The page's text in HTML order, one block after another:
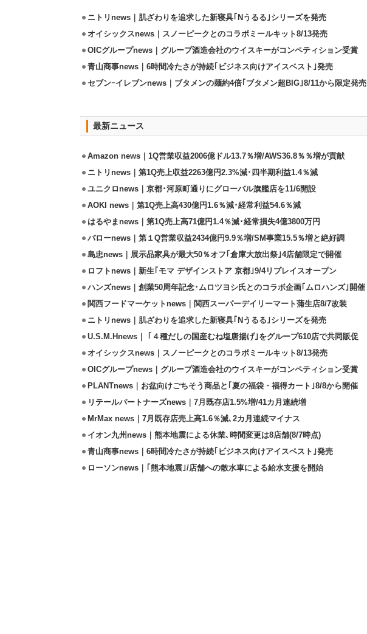
ニトリnews｜肌ざわりを追求した新寝具｢Nうるる｣シリーズを発売
オイシックスnews｜スノーピークとのコラボミールキット8/13発売
OICグループnews｜グループ酒造会社のウイスキーがコンペティション受賞
青山商事news｜6時間冷たさが持続｢ビジネス向けアイスベスト｣発売
セブンｰイレブンnews｜ブタメンの麺約4倍｢ブタメン超BIG｣8/11から限定発売
最新ニュース
Amazon news｜1Q営業収益2006億ドル13.7％増/AWS36.8％％増が貢献
ニトリnews｜第1Q売上収益2263億円2.3%減･四半期利益1.4％減
ユニクロnews｜京都･河原町通りにグローバル旗艦店を11/6開設
AOKI news｜第1Q売上高430億円1.6％減･経常利益54.6％減
はるやまnews｜第1Q売上高71億円1.4％減･経常損失4億3800万円
バローnews｜第１Q営業収益2434億円9.9％増/SM事業15.5％増と絶好調
島忠news｜展示品家具が最大50％オフ｢倉庫大放出祭｣4店舗限定で開催
ロフトnews｜新生｢モマ デザインストア 京都｣9/4リプレイスオープン
ハンズnews｜創業50周年記念･ムロツヨシ氏とのコラボ企画｢ムロハンズ｣開催
関西フードマーケットnews｜関西スーパーデイリーマート蒲生店8/7改装
ニトリnews｜肌ざわりを追求した新寝具｢Nうるる｣シリーズを発売
U.S.M.Hnews｜ ｢４種だしの国産むね塩唐揚げ｣をグループ610店で共同販促
オイシックスnews｜スノーピークとのコラボミールキット8/13発売
OICグループnews｜グループ酒造会社のウイスキーがコンペティション受賞
PLANTnews｜お盆向けごちそう商品と｢夏の福袋・福得カート｣8/8から開催
リテールパートナーズnews｜7月既存店1.5%増/41カ月連続増
MrMax news｜7月既存店売上高1.6％減､2カ月連続マイナス
イオン九州news｜熊本地震による休業､時間変更は8店舗(8/7時点)
青山商事news｜6時間冷たさが持続｢ビジネス向けアイスベスト｣発売
ローソンnews｜｢熊本地震｣/店舗への散水車による給水支援を開始